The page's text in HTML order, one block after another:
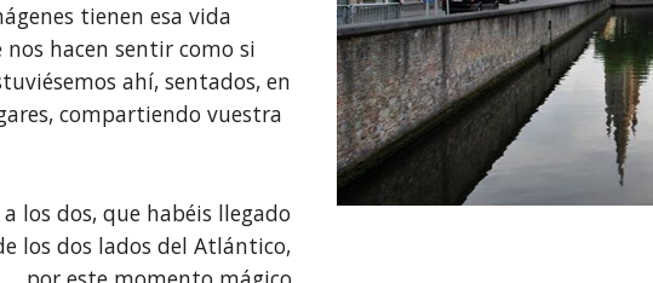
tienen esa vida
nos hacen sentir como si
ahí, sentados, en
compartiendo vuestra
los dos, que habéis llegado
los dos lados del Atlántico,